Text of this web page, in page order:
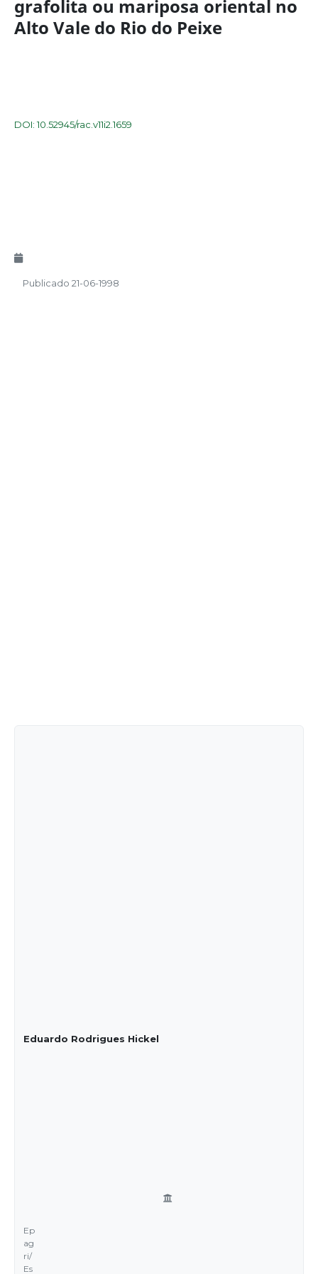
grafolita ou mariposa oriental no
Alto Vale do Rio do Peixe
DOI: 10.52945/rac.v11i2.1659
Publicado 21-06-1998
Eduardo Rodrigues Hickel
Ep
ag
ri/
Es